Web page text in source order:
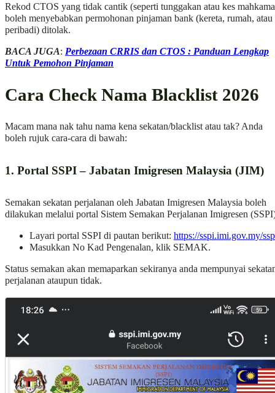
Rekod CTOS yang tidak cantik (seperti tunggakan atau kes
boleh menyebabkan permohonan pinjaman bank (kereta, rumah, atau
peribadi) ditolak.
BACA JUGA: Perbezaan CRRIS dan CTOS : Panduan Lengkap
Untuk Pemohon Pinjaman
Cara Check Nama Blacklist 2026
Macam mana nak tahu nama kena sekatan/blacklist atau tak? Anda
boleh rujuk cara-cara di bawah:
1. Portal SSPI – Jabatan Imigresen Malaysia (JIM)
Semakan sekatan perjalanan oleh Jabatan Imigresen Malaysia boleh
dilakukan melalui portal Sistem Semakan Perjalanan Imigresen
Layari portal SSPI di pautan berikut: https://sspi.imi.gov.my/
Masukkan No Kad Pengenalan, klik SEMAK.
Status semakan akan memaparkan sekiranya anda mempunyai
perjalanan ataupun tidak.